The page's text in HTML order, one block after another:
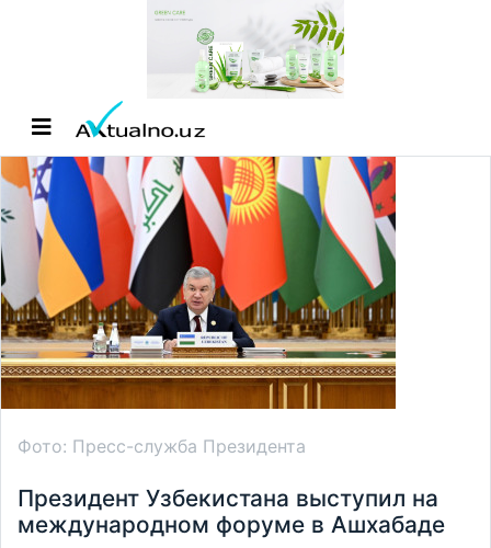
Фото: Пресс-служба Президента
Президент Узбекистана выступил на
международном форуме в Ашхабаде